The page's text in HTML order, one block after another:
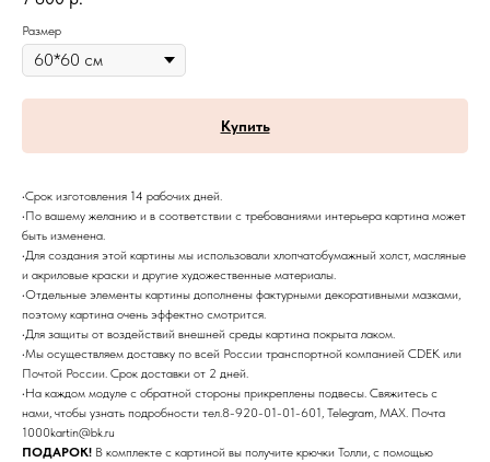
Размер
Купить
•Срок изготовления 14 рабочих дней.
•По вашему желанию и в соответствии с требованиями интерьера картина может
быть изменена.
•Для создания этой картины мы использовали хлопчатобумажный холст, масляные
и акриловые краски и другие художественные материалы.
•Отдельные элементы картины дополнены фактурными декоративными мазками,
поэтому картина очень эффектно смотрится.
•Для защиты от воздействий внешней среды картина покрыта лаком.
•Мы осуществляем доставку по всей России транспортной компанией CDEK или
Почтой России. Срок доставки от 2 дней.
•На каждом модуле с обратной стороны прикреплены подвесы. Свяжитесь с
нами, чтобы узнать подробности тел.8-920-01-01-601, Telegram, MAX. Почта
1000kartin@bk.ru
ПОДАРОК! В комплекте с картиной вы получите крючки Толли, с помощью